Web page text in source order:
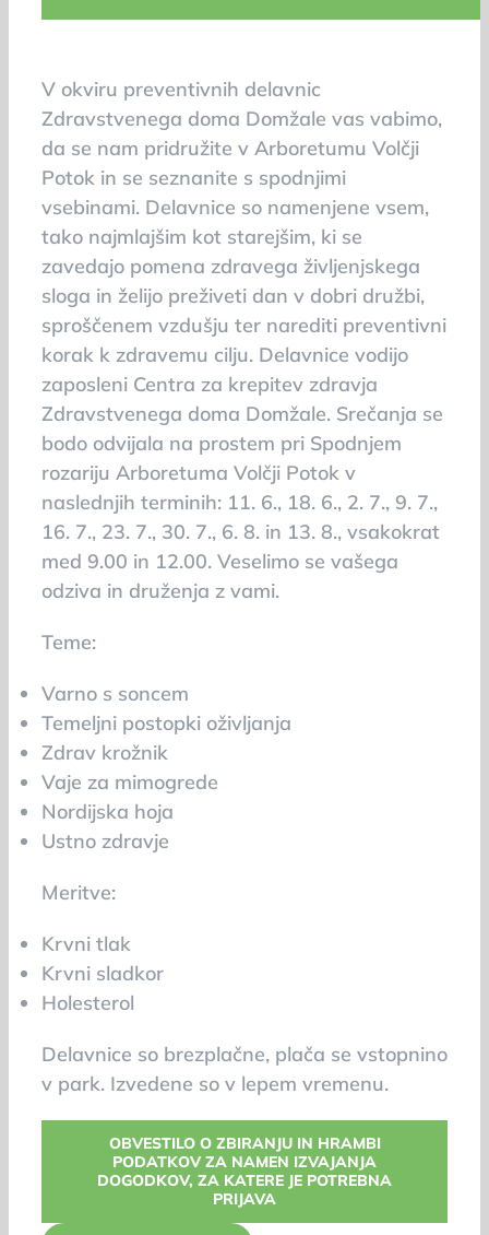
V okviru preventivnih delavnic
Zdravstvenega doma Domžale vas vabimo,
da se nam pridružite v Arboretumu Volčji
Potok in se seznanite s spodnjimi
vsebinami. Delavnice so namenjene vsem,
tako najmlajšim kot starejšim, ki se
zavedajo pomena zdravega življenjskega
sloga in želijo preživeti dan v dobri družbi,
sproščenem vzdušju ter narediti preventivni
korak k zdravemu cilju. Delavnice vodijo
zaposleni Centra za krepitev zdravja
Zdravstvenega doma Domžale. Srečanja se
bodo odvijala na prostem pri Spodnjem
rozariju Arboretuma Volčji Potok v
naslednjih terminih: 11. 6., 18. 6., 2. 7., 9. 7.,
16. 7., 23. 7., 30. 7., 6. 8. in 13. 8., vsakokrat
med 9.00 in 12.00. Veselimo se vašega
odziva in druženja z vami.
Teme:
Varno s soncem
Temeljni postopki oživljanja
Zdrav krožnik
Vaje za mimogrede
Nordijska hoja
Ustno zdravje
Meritve:
Krvni tlak
Krvni sladkor
Holesterol
Delavnice so brezplačne, plača se vstopnino
v park. Izvedene so v lepem vremenu.
OBVESTILO O ZBIRANJU IN HRAMBI
PODATKOV ZA NAMEN IZVAJANJA
DOGODKOV, ZA KATERE JE POTREBNA
PRIJAVA